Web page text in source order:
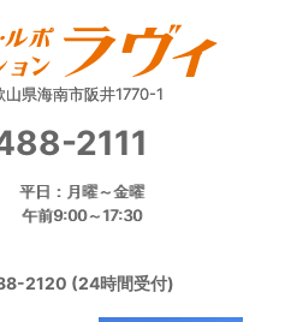
県海南市阪井1770-1
2111
平日：月曜～金曜
午前9:00～17:30
2120 (24時間受付)